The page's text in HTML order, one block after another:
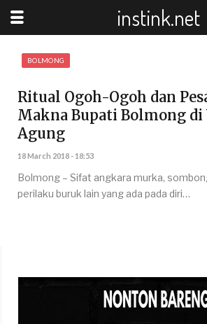
BOLMONG
Ritual Ogoh-Ogoh dan
Makna Bupati Bolmong di
Agung
18 March 2018 - 18:53
Bolmong – Sifat angkara murka,
perilaku buruk lain yang ada pada diri…
instink.net